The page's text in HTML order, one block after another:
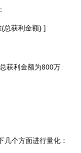
总获利金额} ]
获利金额为800万
个方面进行量化：